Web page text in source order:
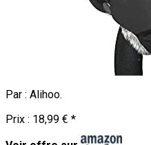
Par : Alihoo.
Prix : 18,99 € *